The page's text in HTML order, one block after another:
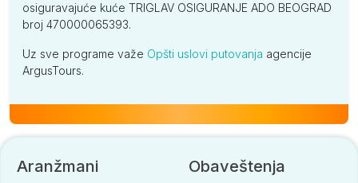
osiguravajuće kuće TRIGLAV OSIGURANJE ADO BEOGRAD
broj 470000065393.
Uz sve programe važe Opšti uslovi putovanja agencije
ArgusTours.
Aranžmani Obaveštenja